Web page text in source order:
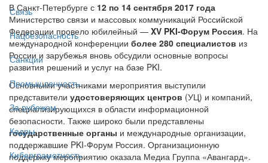
Связь
Нацбезопасность
Санкции
Промышленность
За рубежом
Кадры
Киберграмотность
В Санкт-Петербурге с 12 по 14 сентября 2017 года
Министерство связи и массовых коммуникаций Российской
Федерации провело юбилейный — XV PKI-Форум Россия. На
международной конференции более 280 специалистов из
России и зарубежья вновь обсудили основные вопросы
развития решений и услуг на базе PKI.
Основными участниками мероприятия выступили
представители удостоверяющих центров (УЦ) и компаний,
специализирующихся в области информационной
безопасности. Также широко были представлены
государственные органы и международные организации,
поддержавшие PKI-Форум Россия. Организационную
поддержку мероприятию оказала Медиа Группа «Авангард».